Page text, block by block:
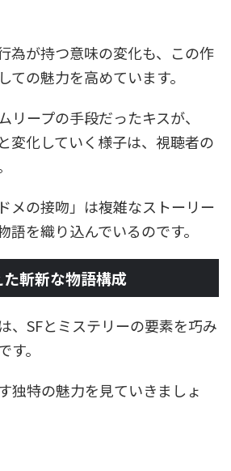
為が持つ意味の変化も、この作
ての魅力を高めています。
リープの手段だったキスが、
変化していく様子は、視聴者の
メの接吻」は複雑なストーリー
語を織り込んでいるのです。
斬新な物語構成
、SFとミステリーの要素を巧み
。
独特の魅力を見ていきましょ